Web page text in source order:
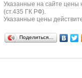
Указанные на сайте цены
(ст.435 ГК РФ).
Указанные цены
Поделиться…